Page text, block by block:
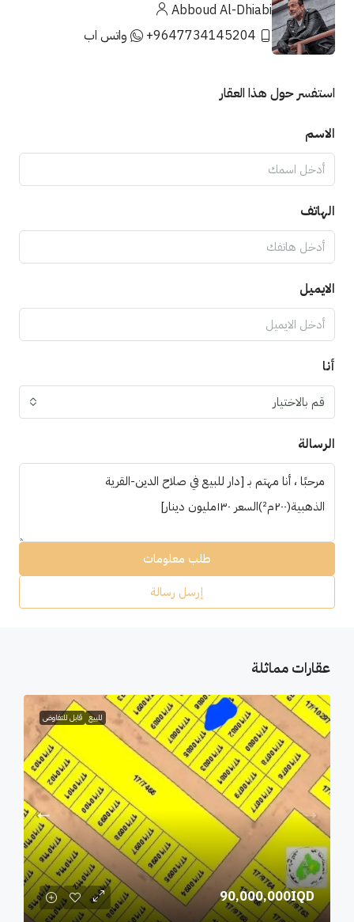
Abboud Al-Dhiabi
واتس اب
استفسر حول هذا العقار
الاسم
الهاتف
الايميل
أنا
قم بالاختيار
الرسالة
طلب معلومات
إرسل رسالة
عقارات مماثلة
للبيع قابل للتفاوض
90,000,000IQD